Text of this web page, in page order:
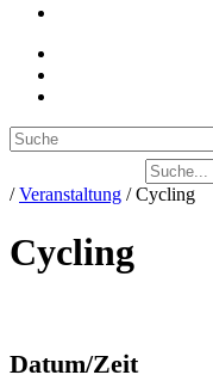
/Veranstaltung /Cycling
Cycling
Datum/Zeit